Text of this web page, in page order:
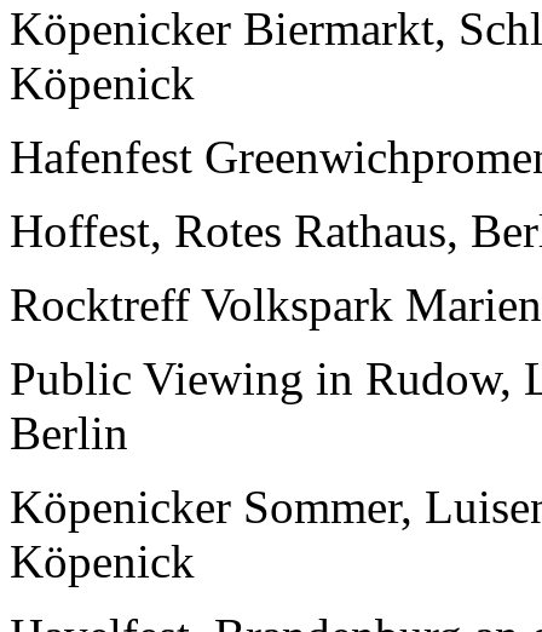
Köpenicker Biermarkt,
Köpenick
Hafenfest
Hoffest, Rotes Rathaus,
Rocktreff Volkspark
Public Viewing in Rudow,
Berlin
Köpenicker Sommer,
Köpenick